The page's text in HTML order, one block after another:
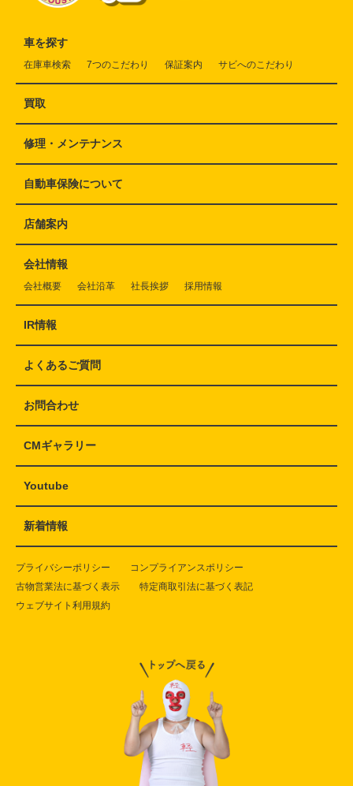
車を探す
在庫車検索 7つのこだわり 保証案内 サビへのこだわり
買取
修理・メンテナンス
自動車保険について
店舗案内
会社情報
会社概要 会社沿革 社長挨拶 採用情報
IR情報
よくあるご質問
お問合わせ
CMギャラリー
Youtube
新着情報
プライバシーポリシー
コンプライアンスポリシー
古物営業法に基づく表示
特定商取引法に基づく表記
ウェブサイト利用規約